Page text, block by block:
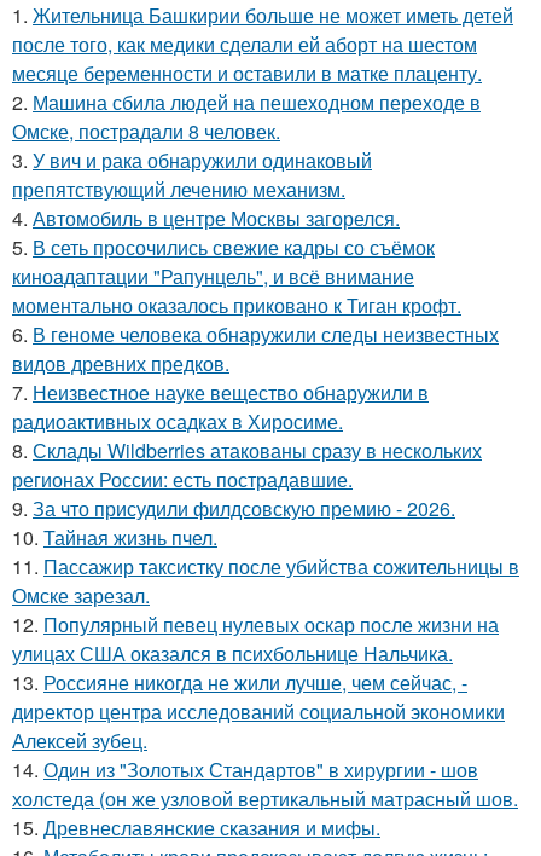
1. Жительница Башкирии больше не может иметь детей
после того, как медики сделали ей аборт на шестом
месяце беременности и оставили в матке плаценту.
2. Машина сбила людей на пешеходном переходе в
Омске, пострадали 8 человек.
3. У вич и рака обнаружили одинаковый
препятствующий лечению механизм.
4. Автомобиль в центре Москвы загорелся.
5. В сеть просочились свежие кадры со съёмок
киноадаптации "Рапунцель", и всё внимание
моментально оказалось приковано к Тиган крофт.
6. В геноме человека обнаружили следы неизвестных
видов древних предков.
7. Неизвестное науке вещество обнаружили в
радиоактивных осадках в Хиросиме.
8. Склады Wildberries атакованы сразу в нескольких
регионах России: есть пострадавшие.
9. За что присудили филдсовскую премию - 2026.
10. Тайная жизнь пчел.
11. Пассажир таксистку после убийства сожительницы в
Омске зарезал.
12. Популярный певец нулевых оскар после жизни на
улицах США оказался в психбольнице Нальчика.
13. Россияне никогда не жили лучше, чем сейчас, -
директор центра исследований социальной экономики
Алексей зубец.
14. Один из "Золотых Стандартов" в хирургии - шов
холстеда (он же узловой вертикальный матрасный шов.
15. Древнеславянские сказания и мифы.